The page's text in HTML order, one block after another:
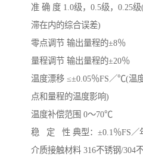
准 确 度 1.0级，0.5级，0.25
滞在内的综合误差)
零点调节 输出量程的±8％
量程调节 输出量程的±20％
温度漂移 ≤±0.05％FS／℃(温
点和量程的温度影响)
温度补偿范围 0～70℃
稳 定 性 典型：±0.1％FS／
介质接触材料 316不锈钢/304